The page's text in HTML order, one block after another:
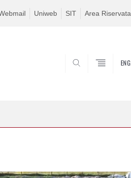
Uniweb SIT Area Riservata
ENG